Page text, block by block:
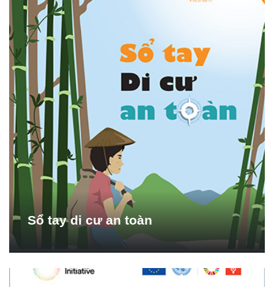
Loan (Trung Quốc)
Sổ tay di cư an toàn